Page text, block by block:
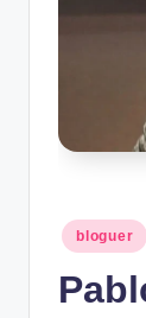
Postedbloguer